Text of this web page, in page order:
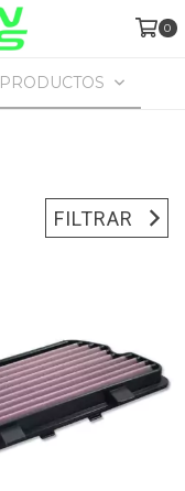
0
PRODUCTOS
FILTRAR